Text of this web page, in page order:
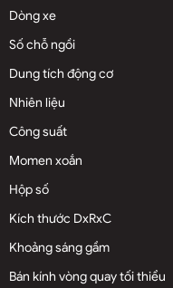
Dòng xe
Số chỗ ngồi
Dung tích động cơ
Nhiên liệu
Công suất
Momen xoắn
Hộp số
Kích thước DxRxC
Khoảng sáng gầm
Bán kính vòng quay tối thiểu